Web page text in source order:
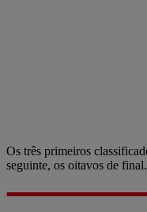
Os três primeiros
seguinte, os oitavos de final.